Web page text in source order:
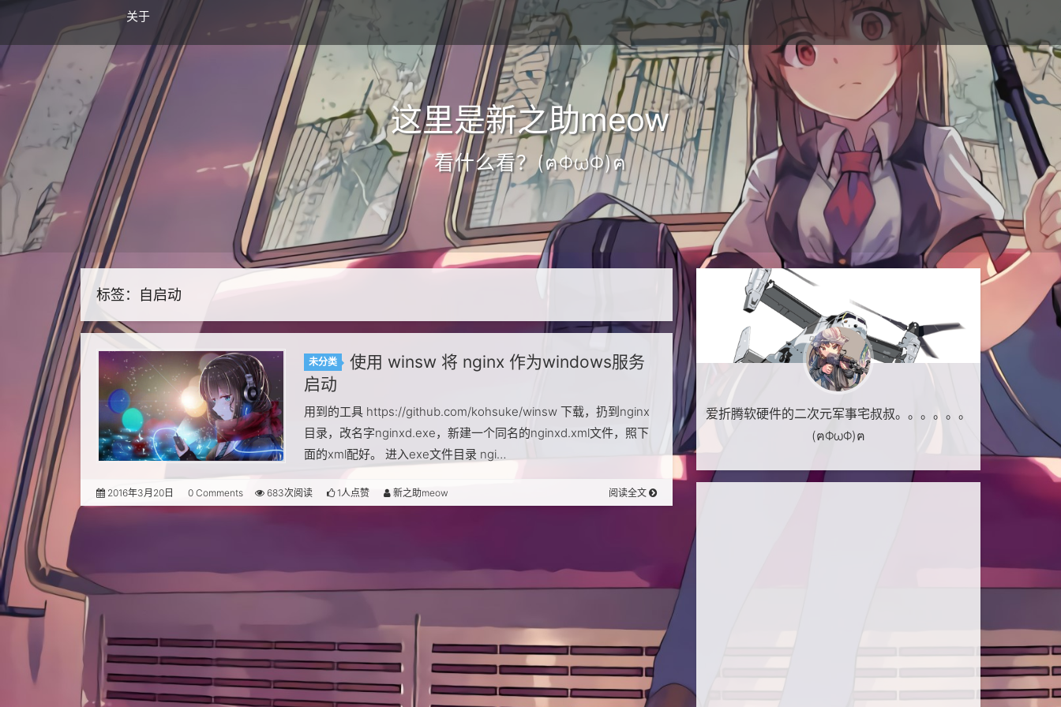
关于
这里是新之助meow
看什么看？(ฅΦωΦ)ฅ
标签：自启动
未分类
使用 winsw 将 nginx 作为windows服务
启动
用到的工具 https://github.com/kohsuke/winsw 下载，扔到nginx
目录，改名字nginxd.exe，新建一个同名的nginxd.xml文件，照下
面的xml配好。 进入exe文件目录 ngi…
2016年3月20日 0 Comments 683次阅读 1人点赞 新之助meow 阅读全文
爱折腾软硬件的二次元军事宅叔叔。。。。。。
(ฅΦωΦ)ฅ